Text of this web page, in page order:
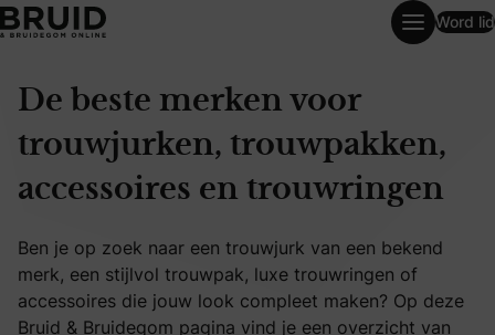
Word lid
De beste merken voor
trouwjurken, trouwpakken,
accessoires en trouwringen
Ben je op zoek naar een trouwjurk van een bekend
merk, een stijlvol trouwpak, luxe trouwringen of
accessoires die jouw look compleet maken? Op deze
Bruid & Bruidegom pagina vind je een overzicht van